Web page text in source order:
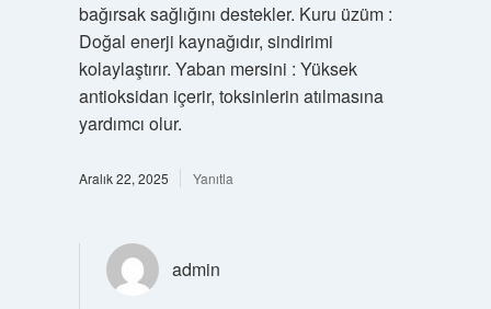
bağırsak sağlığını destekler. Kuru üzüm :
Doğal enerji kaynağıdır, sindirimi
kolaylaştırır. Yaban mersini : Yüksek
antioksidan içerir, toksinlerin atılmasına
yardımcı olur.
Aralık 22, 2025 Yanıtla
admin